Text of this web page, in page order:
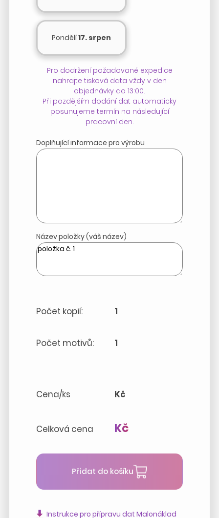
Pondělí17. srpen
Pro dodržení požadované expedice
nahrajte tisková data vždy v den
objednávky do 13:00.
Při pozdějším dodání dat automaticky
posunujeme termín na následující
pracovní den.
Název položky (váš název)
Počet kopií: 1
Počet motivů: 1
Cena/ks Kč
Celková cena Kč
Doplňující informace pro výrobu
Přidat do košíku
Instrukce pro přípravu dat Malonáklad